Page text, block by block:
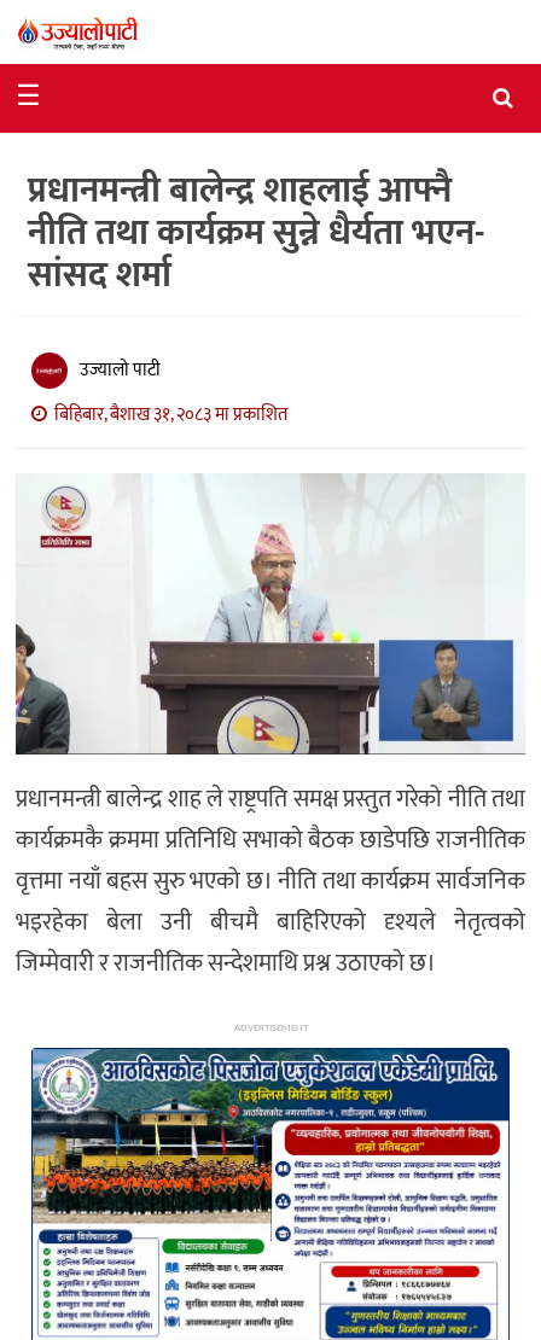
राजनीति
विशेष
आर्थिक
विचार
मनोरञ्जन
खेलकुद
☰
प्रधानमन्त्री बालेन्द्र शाहलाई आफ्नै
नीति तथा कार्यक्रम सुन्ने धैर्यता भएन-
सांसद शर्मा
उज्यालो पाटी
बिहिबार, बैशाख ३१, २०८३ मा प्रकाशित
प्रधानमन्त्री बालेन्द्र शाह ले राष्ट्रपति समक्ष प्रस्तुत गरेको नीति तथा
कार्यक्रमकै क्रममा प्रतिनिधि सभाको बैठक छाडेपछि राजनीतिक
वृत्तमा नयाँ बहस सुरु भएको छ। नीति तथा कार्यक्रम सार्वजनिक
भइरहेका बेला उनी बीचमै बाहिरिएको दृश्यले नेतृत्वको
जिम्मेवारी र राजनीतिक सन्देशमाथि प्रश्न उठाएको छ।
ADVERTISEMENT